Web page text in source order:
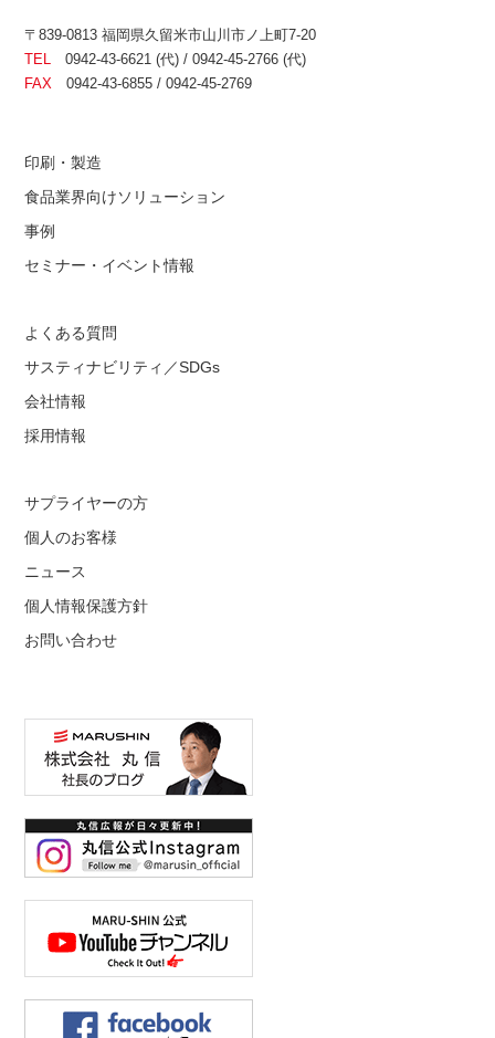
〒839-0813 福岡県久留米市山川市ノ上町7-20
TEL
0942-43-6621 (代) / 0942-45-2766 (代)
FAX 0942-43-6855 / 0942-45-2769
印刷・製造
食品業界向けソリューション
事例
セミナー・イベント情報
よくある質問
サスティナビリティ／SDGs
会社情報
採用情報
サプライヤーの方
個人のお客様
ニュース
個人情報保護方針
お問い合わせ